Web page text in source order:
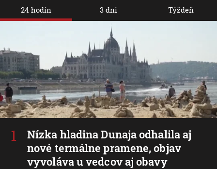
24 hodín
Nízka hladina Dunaja odhalila aj
nové termálne pramene, objav
vyvoláva u vedcov aj obavy
3 dni Týždeň